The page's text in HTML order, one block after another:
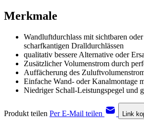
Merkmale
Wandluftdurchlass mit sichtbaren
scharfkantigen Dralldurchlässen
qualitativ bessere Alternative oder
Zusätzlicher Volumenstrom durch
Auffächerung des
Einfache Wand- oder Kanalmontage
Niedriger Schall-Leistungspegel und
Produkt teilen Per E-Mail teilen Link